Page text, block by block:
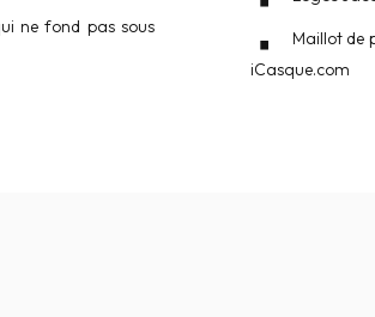
ne fond pas sous
Maillot de
iCasque.com